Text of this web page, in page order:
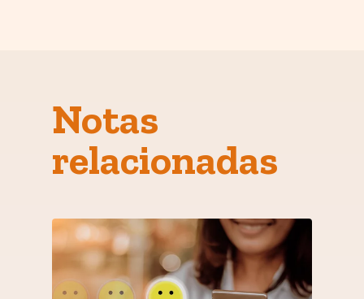
Notas
relacionadas